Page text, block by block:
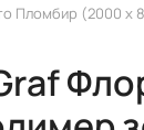
Пломбир (2000 х